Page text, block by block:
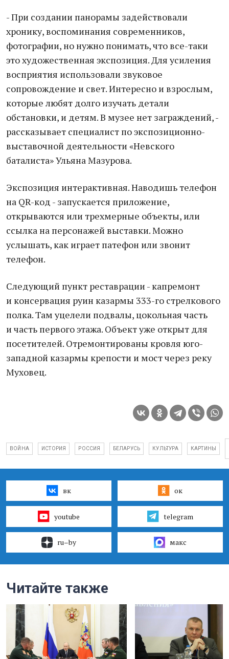
- При создании панорамы задействовали
хронику, воспоминания современников,
фотографии, но нужно понимать, что все-таки
это художественная экспозиция. Для усиления
восприятия использовали звуковое
сопровождение и свет. Интересно и взрослым,
которые любят долго изучать детали
обстановки, и детям. В музее нет заграждений, -
рассказывает специалист по экспозиционно-
выставочной деятельности «Невского
баталиста» Ульяна Мазурова.
Экспозиция интерактивная. Наводишь телефон
на QR-код - запускается приложение,
открываются или трехмерные объекты, или
ссылка на персонажей выставки. Можно
услышать, как играет патефон или звонит
телефон.
Следующий пункт реставрации - капремонт
и консервация руин казармы 333-го стрелкового
полка. Там уцелели подвалы, цокольная часть
и часть первого этажа. Объект уже открыт для
посетителей. Отремонтированы кровля юго-
западной казармы крепости и мост через реку
Муховец.
ВОЙНА ИСТОРИЯ РОССИЯ БЕЛАРУСЬ КУЛЬТУРА КАРТИНЫ
вк ок
youtube telegram
ru–by макс
Читайте также